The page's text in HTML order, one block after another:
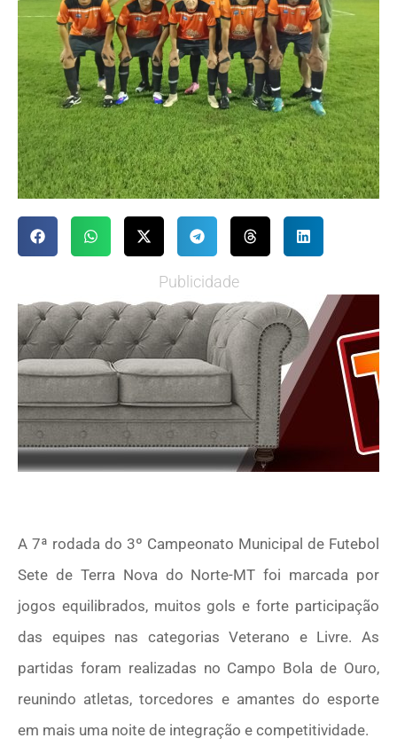
Publicidade
A 7ª rodada do 3º Campeonato Municipal de Futebol
Sete de Terra Nova do Norte-MT foi marcada por
jogos equilibrados, muitos gols e forte participação
das equipes nas categorias Veterano e Livre. As
partidas foram realizadas no Campo Bola de Ouro,
reunindo atletas, torcedores e amantes do esporte
em mais uma noite de integração e competitividade.